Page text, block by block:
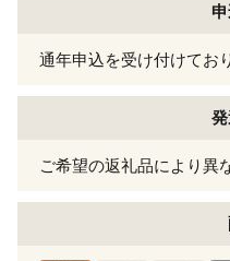
通年申込を受け付けてお
ご希望の返礼品により異